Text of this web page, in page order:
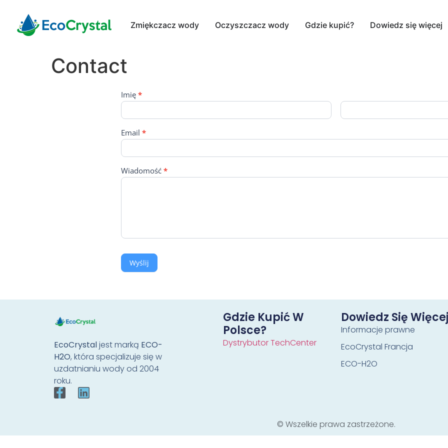
Zmiękczacz wody Oczyszczacz wody Gdzie kupić? Dowiedz się więcej
Contact
Contact
Imię *
Email *
Wiadomość *
Wyślij
EcoCrystaljest marką ECO-
H2O, która specjalizuje się w
uzdatnianiu wody od 2004
roku.
Gdzie Kupić W
Polsce?
Dystrybutor TechCenter
Dowiedz Się Więcej
Informacje prawne
EcoCrystal Francja
ECO-H2O
© Wszelkie prawa zastrzeżone.